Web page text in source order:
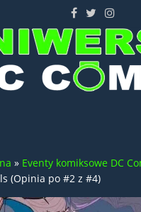
» Eventy komiksowe DC
(Opinia po #2 z #4)